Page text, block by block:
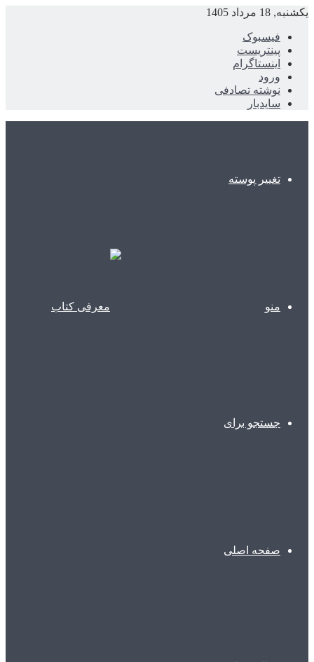
یکشنبه, 18 مرداد 1405
فیسبوک
پینتریست
اینستاگرام
ورود
نوشته تصادفی
سایدبار
تغییر پوسته
منو
جستجو برای
صفحه اصلی